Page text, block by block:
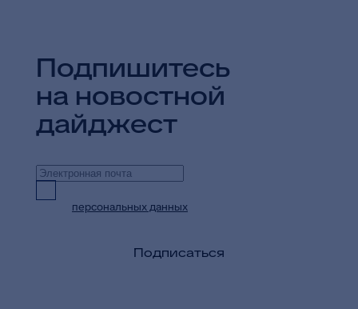
Подпишитесь
на новостной
дайджест
персональных данных
Подписаться